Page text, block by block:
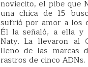
noviecito, el pibe que
una chica de 15
sufrió por amor a los
Él la señaló, a ella y
Naty. La llevaron al
lleno de las marcas
rastros de cinco ADNs.